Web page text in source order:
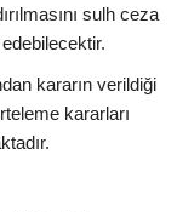
sulh ceza
kararın verildiği
kararları